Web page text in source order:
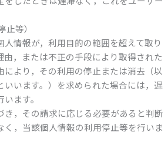
等）
人情報が，利用目的の範囲を超えて取り
由，または不正の手段により取得された
により，その利用の停止または消去（以
いいます。）を求められた場合には，遅
ます。
き，その請求に応じる必要があると判断
く，当該個人情報の利用停止等を行いま